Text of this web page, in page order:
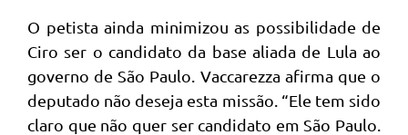
O petista ainda minimizou as possibilidade de
Ciro ser o candidato da base aliada de Lula ao
governo de São Paulo. Vaccarezza afirma que o
deputado não deseja esta missão. “Ele tem sido
claro que não quer ser candidato em São Paulo.